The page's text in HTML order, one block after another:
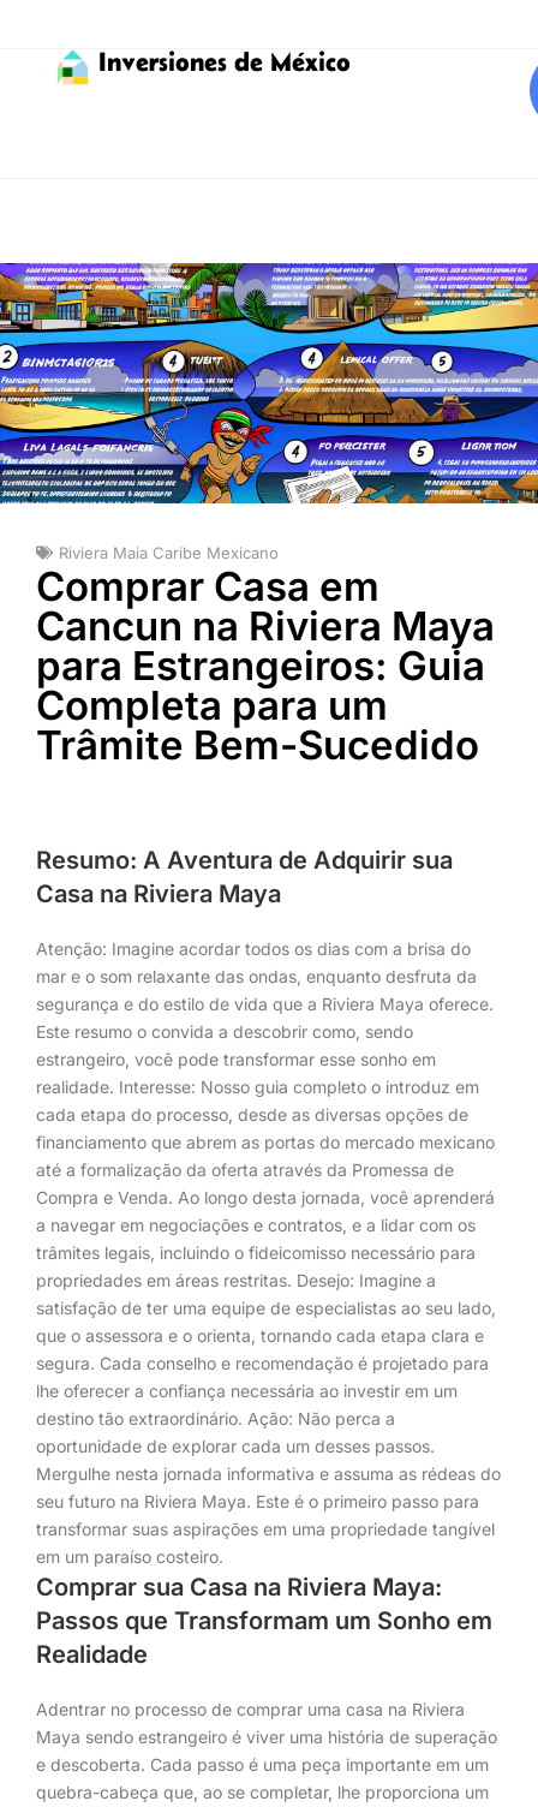
Inversiones de México
Riviera Maia Caribe Mexicano
Comprar Casa em
Cancun na Riviera Maya
para Estrangeiros: Guia
Completa para um
Trâmite Bem-Sucedido
Resumo: A Aventura de Adquirir sua
Casa na Riviera Maya
Atenção: Imagine acordar todos os dias com a brisa do
mar e o som relaxante das ondas, enquanto desfruta da
segurança e do estilo de vida que a Riviera Maya oferece.
Este resumo o convida a descobrir como, sendo
estrangeiro, você pode transformar esse sonho em
realidade. Interesse: Nosso guia completo o introduz em
cada etapa do processo, desde as diversas opções de
financiamento que abrem as portas do mercado mexicano
até a formalização da oferta através da Promessa de
Compra e Venda. Ao longo desta jornada, você aprenderá
a navegar em negociações e contratos, e a lidar com os
trâmites legais, incluindo o fideicomisso necessário para
propriedades em áreas restritas. Desejo: Imagine a
satisfação de ter uma equipe de especialistas ao seu lado,
que o assessora e o orienta, tornando cada etapa clara e
segura. Cada conselho e recomendação é projetado para
lhe oferecer a confiança necessária ao investir em um
destino tão extraordinário. Ação: Não perca a
oportunidade de explorar cada um desses passos.
Mergulhe nesta jornada informativa e assuma as rédeas do
seu futuro na Riviera Maya. Este é o primeiro passo para
transformar suas aspirações em uma propriedade tangível
em um paraíso costeiro.
Comprar sua Casa na Riviera Maya:
Passos que Transformam um Sonho em
Realidade
Adentrar no processo de comprar uma casa na Riviera
Maya sendo estrangeiro é viver uma história de superação
e descoberta. Cada passo é uma peça importante em um
quebra-cabeça que, ao se completar, lhe proporciona um